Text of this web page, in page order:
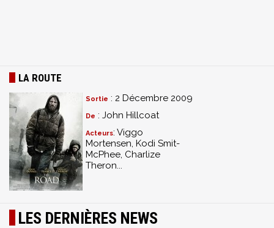
LA ROUTE
Sortie : 2 Décembre 2009
De : John Hillcoat
Acteurs: Viggo
Mortensen, Kodi Smit-
McPhee, Charlize
Theron...
LES DERNIÈRES NEWS